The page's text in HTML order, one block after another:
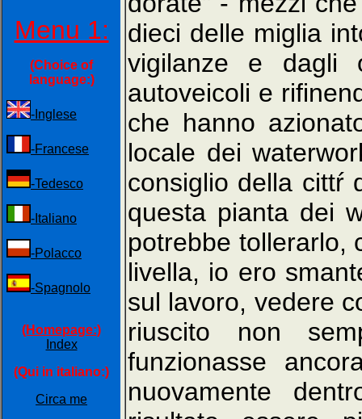
Menu 1:
(Choice of
language:)
-Inglese
-Francese
-Tedesco
-Italiano
-Polacco
-Spagnolo
(Homepage:)
Index
(Qui in italiano:)
Circa me
dieci delle miglia
vigilanze e dagli
autoveicoli e
che hanno
locale dei
consiglio della cittŕ
questa pianta dei
potrebbe tollerarlo,
livella, io ero
sul lavoro, vedere
riuscito non
funzionasse
nuovamente